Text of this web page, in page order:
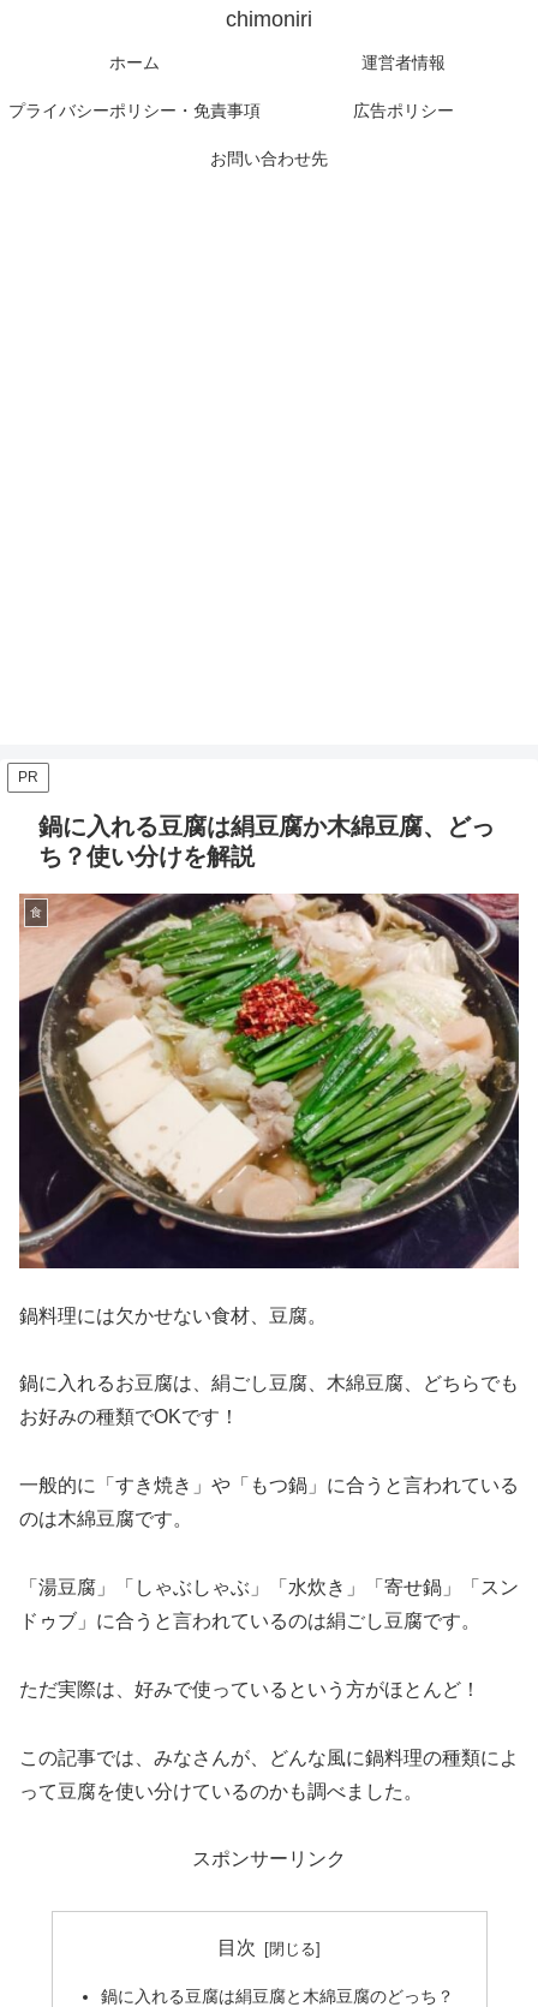
chimoniri
ホーム 運営者情報
プライバシーポリシー・免責事項 広告ポリシー
お問い合わせ先
PR
鍋に入れる豆腐は絹豆腐か木綿豆腐、どっ
ち？使い分けを解説
食
鍋料理には欠かせない食材、豆腐。
鍋に入れるお豆腐は、絹ごし豆腐、木綿豆腐、どちらでも
お好みの種類でOKです！
一般的に「すき焼き」や「もつ鍋」に合うと言われている
のは木綿豆腐です。
「湯豆腐」「しゃぶしゃぶ」「水炊き」「寄せ鍋」「スン
ドゥブ」に合うと言われているのは絹ごし豆腐です。
ただ実際は、好みで使っているという方がほとんど！
この記事では、みなさんが、どんな風に鍋料理の種類によ
って豆腐を使い分けているのかも調べました。
スポンサーリンク
目次
鍋に入れる豆腐は絹豆腐と木綿豆腐のどっち？